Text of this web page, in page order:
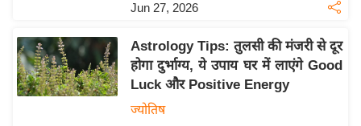
L
2
0
2
Jun 27, 2026
Astrology Tips: तुलसी की मंजरी से दूर
होगा दुर्भाग्य, ये उपाय घर में लाएंगे Good
Luck और Positive Energy
ज्योतिष